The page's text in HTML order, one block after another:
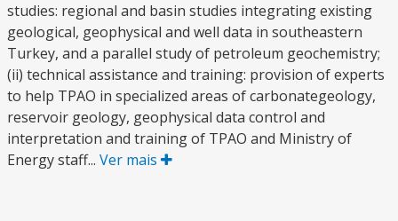
studies: regional and basin studies integrating existing
geological, geophysical and well data in southeastern
Turkey, and a parallel study of petroleum geochemistry;
(ii) technical assistance and training: provision of experts
to help TPAO in specialized areas of carbonategeology,
reservoir geology, geophysical data control and
interpretation and training of TPAO and Ministry of
Energy staff... Ver mais